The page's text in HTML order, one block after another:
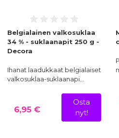
Belgialainen valkosuklaa
34 % - suklaanapit 250 g -
Decora
Ihanat laadukkaat belgialaiset
valkosuklaa-suklaanapi…
6,95 €
Osta
nyt!